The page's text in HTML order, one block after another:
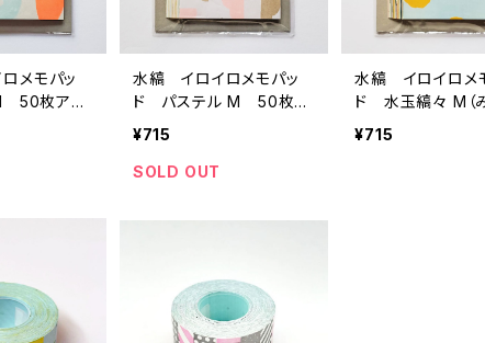
メモパッ
50枚アソ
水縞 イロイロメモパッ
ド パステル M 50枚ア
ソート
¥715
SOLD OUT
水縞 イロイロメ
ド 水玉縞々 M（
しましま） 50枚ア
¥715